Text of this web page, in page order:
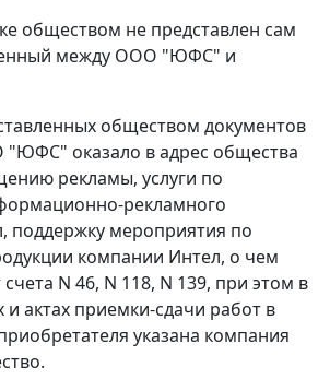
обществом не представлен сам
между ООО "ЮФС" и
обществом документов
"ЮФС" оказало в адрес общества
рекламы, услуги по
рекламного
поддержку мероприятия по
компании Интел, о чем
N 46, N 118, N 139, при этом в
и актах приемки-сдачи работ в
указана компания